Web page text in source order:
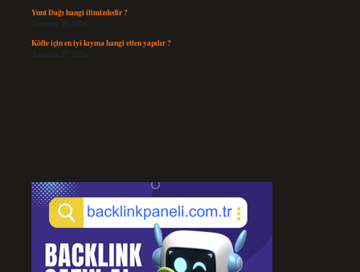
Yunt Dağı hangi ilimizdedir ?
Temmuz 29, 2026
Köfte için en iyi kıyma hangi etten yapılır ?
Temmuz 27, 2026